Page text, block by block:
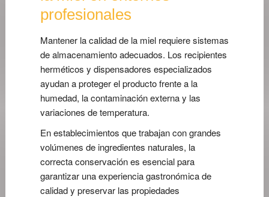
profesionales
Mantener la calidad de la miel requiere sistemas
de almacenamiento adecuados. Los recipientes
herméticos y dispensadores especializados
ayudan a proteger el producto frente a la
humedad, la contaminación externa y las
variaciones de temperatura.
En establecimientos que trabajan con grandes
volúmenes de ingredientes naturales, la
correcta conservación es esencial para
garantizar una experiencia gastronómica de
calidad y preservar las propiedades